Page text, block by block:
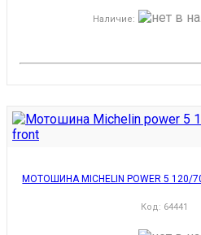
Наличие:
МОТОШИНА MICHELIN POWER 5 120/
Код: 64441